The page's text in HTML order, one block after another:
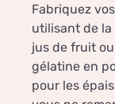
Fabriquez
utilisant de
jus de fruit
gélatine en
pour les